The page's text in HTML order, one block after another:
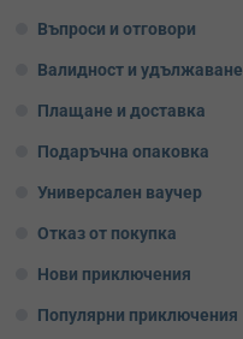
Въпроси и отговори
Валидност и удължаване
Плащане и доставка
Подаръчна опаковка
Универсален ваучер
Отказ от покупка
Нови приключения
Популярни приключения